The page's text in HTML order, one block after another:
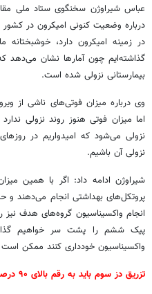
عباس شیراوژن سخنگوی ستاد ملی
درباره وضعیت کنونی امیکرون در
در زمینه امیکرون دارد،
گذاشته‌ایم چون آمارها نشان می‌دهد
بیمارستانی نزولی شده است.
وی درباره میزان فوتی‌های ناشی از
اما میزان فوتی هنوز روند نزولی
نزولی می‌شود که امیدواریم در
نزولی آن باشیم.
شیراوژن ادامه داد: اگر با همین
پروتکل‌های بهداشتی انجام می‌دهند و
انجام واکسیناسیون گروه‌های هدف
پیک ششم را پشت سر خواهیم
واکسیناسیون خودداری کنند ممکن
تزریق دز سوم باید به رقم بالای ۹۰ درصد برسد